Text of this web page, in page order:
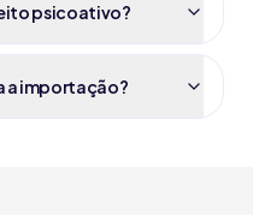
psicoativo?
a importação?